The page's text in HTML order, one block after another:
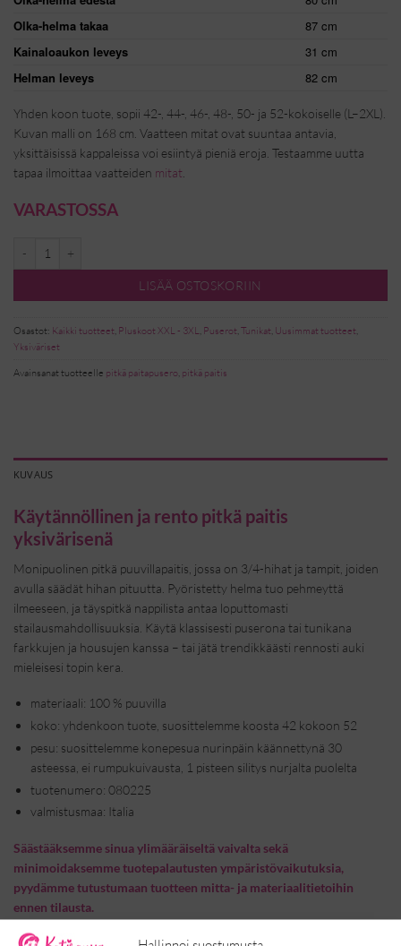
Olka-helma takaa
87 cm
Kainaloaukon leveys
31 cm
Helman leveys
82 cm
Yhden koon tuote, sopii 42-, 44-, 46-, 48-, 50- ja 52-kokoiselle (L–2XL).
Kuvan malli on 168 cm. Vaatteen mitat ovat suuntaa antavia,
yksittäisissä kappaleissa voi esiintyä pieniä eroja. Testaamme uutta
tapaa ilmoittaa vaatteiden mitat
VARASTOSSA
LISÄÄ OSTOSKORIIN
Osastot: Kaikki tuotteet, Pluskoot XXL - 3XL, Puserot,Tunikat, Uusimmat tuotteet,
Yksiväriset
Avainsanat tuotteelle pitkä paitapusero, pitkä paitis
KUVAUS
Käytännöllinen ja rento pitkä paitis
yksivärisenä
Monipuolinen pitkä puuvillapaitis, jossa on 3/4-hihat ja tampit, joiden
avulla säädät hihan pituutta. Pyöristetty helma tuo pehmeyttä
ilmeeseen, ja täyspitkä nappilista antaa loputtomasti
stailausmahdollisuuksia. Käytä klassisesti puserona tai tunikana
farkkujen ja housujen kanssa – tai jätä trendikkäästi rennosti auki
mieleisesi topin kera.
materiaali: 100 % puuvilla
koko: yhdenkoon tuote, suosittelemme koosta 42 kokoon 52
pesu: suosittelemme konepesua nurinpäin käännettynä 30
asteessa, ei rumpukuivausta, 1 pisteen silitys nurjalta puolelta
tuotenumero: 080225
valmistusmaa: Italia
Säästääksemme sinua ylimääräiseltä vaivalta sekä
minimoidaksemme tuotepalautusten ympäristövaikutuksia,
pyydämme tutustumaan tuotteen mitta- ja materiaalitietoihin
ennen tilausta.
✓Ilmainen toimitus yli 100 € tilauksiin